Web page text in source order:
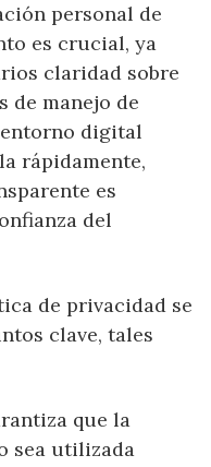
personal de
es crucial, ya
claridad sobre
de manejo de
entorno digital
rápidamente,
es
del
de privacidad se
clave, tales
que la
sea utilizada